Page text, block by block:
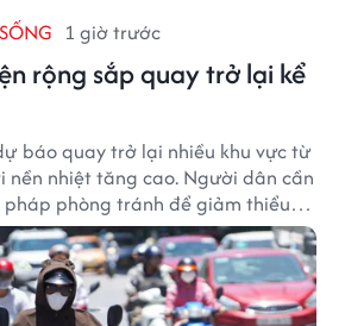
1 giờ trước
rộng sắp quay trở lại kể
báo quay trở lại nhiều khu vực từ
nền nhiệt tăng cao. Người dân cần
phòng tránh để giảm thiểu
cực đoan.